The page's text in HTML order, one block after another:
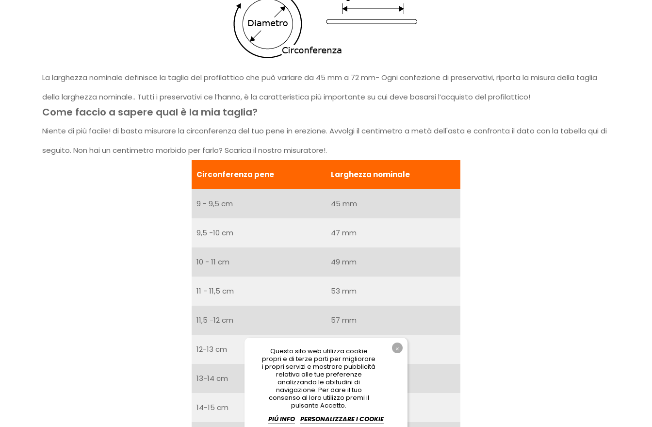
La larghezza nominale definisce la taglia del profilattico che può variare da 45 mm a 72 mm- Ogni confezione di preservativi, riporta la misura della taglia
della larghezza nominale.. Tutti i preservativi ce l’hanno, è la caratteristica più importante su cui deve basarsi l’acquisto del profilattico!
Come faccio a sapere qual è la mia taglia?
Niente di più facile! di basta misurare la circonferenza del tuo pene in erezione. Avvolgi il centimetro a metà dell'asta e confronta il dato con la tabella qui di
seguito. Non hai un centimetro morbido per farlo? Scarica il nostro misuratore!.
Circonferenza pene Larghezza nominale
9 - 9,5 cm 45 mm
9,5 -10 cm 47 mm
10 - 11 cm 49 mm
11 - 11,5 cm 53 mm
11,5 -12 cm 57 mm
12-13 cm 60 mm
13-14 cm 64 mm
14-15 cm 69 mm
Questo sito web utilizza cookie
propri e di terze parti per migliorare
i propri servizi e mostrare pubblicità
relativa alle tue preferenze
analizzando le abitudini di
navigazione. Per dare il tuo
consenso al loro utilizzo premi il
pulsante Accetto.
PIÚ INFO PERSONALIZZARE I COOKIE